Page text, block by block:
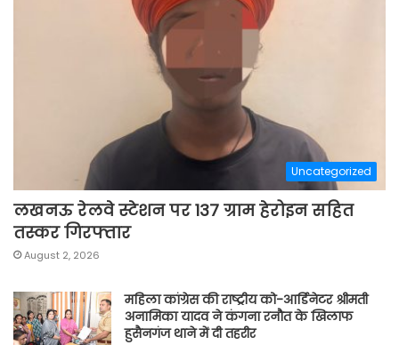
Uncategorized
लखनऊ रेलवे स्टेशन पर 137 ग्राम हेरोइन सहित
तस्कर गिरफ्तार
August 2, 2026
महिला कांग्रेस की राष्ट्रीय को-आर्डिनेटर श्रीमती
अनामिका यादव ने कंगना रनौत के खिलाफ
हुसैनगंज थाने में दी तहरीर